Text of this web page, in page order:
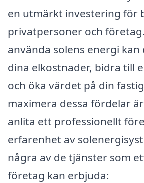
en utmärkt investering för
privatpersoner och
använda solens energi kan
dina elkostnader, bidra till
och öka värdet på din
maximera dessa fördelar
anlita ett professionellt
erfarenhet av
några av de tjänster som
företag kan erbjuda: